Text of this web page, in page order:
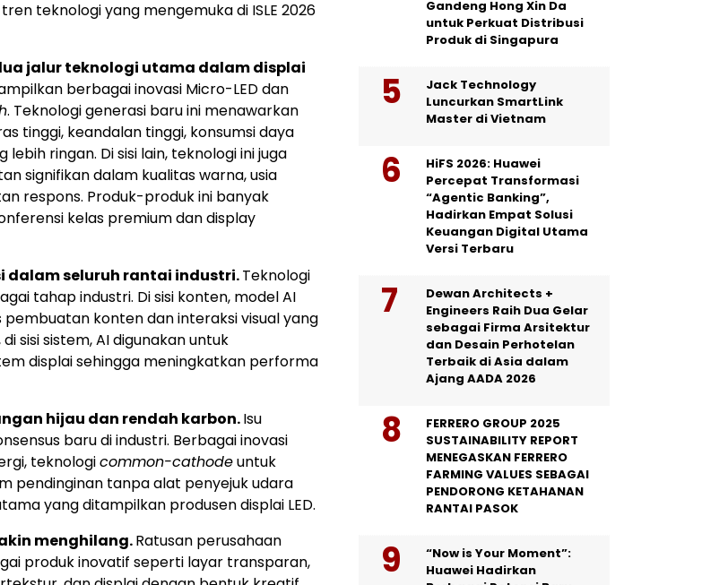
teknologi yang mengemuka di ISLE 2026
jalur teknologi utama dalam displai
berbagai inovasi Micro-LED dan
. Teknologi generasi baru ini menawarkan
tinggi, keandalan tinggi, konsumsi daya
ringan. Di sisi lain, teknologi ini juga
signifikan dalam kualitas warna, usia
respons. Produk-produk ini banyak
kelas premium dan display
dalam seluruh rantai industri.Teknologi
tahap industri. Di sisi konten, model AI
konten dan interaksi visual yang
sisi sistem, AI digunakan untuk
displai sehingga meningkatkan performa
hijau dan rendah karbon.Isu
baru di industri. Berbagai inovasi
teknologicommon-cathodeuntuk
pendinginan tanpa alat penyejuk udara
yang ditampilkan produsen displai LED.
menghilang.Ratusan perusahaan
produk inovatif seperti layar transparan,
Gandeng Hong Xin Da
untuk Perkuat Distribusi
Produk di Singapura
Jack Technology
Luncurkan SmartLink
Master di Vietnam
HiFS 2026: Huawei
Percepat Transformasi
“Agentic Banking”,
Hadirkan Empat Solusi
Keuangan Digital Utama
Versi Terbaru
Dewan Architects +
Engineers Raih Dua Gelar
sebagai Firma Arsitektur
dan Desain Perhotelan
Terbaik di Asia dalam
Ajang AADA 2026
FERRERO GROUP 2025
SUSTAINABILITY REPORT
MENEGASKAN FERRERO
FARMING VALUES SEBAGAI
PENDORONG KETAHANAN
RANTAI PASOK
“Now is Your Moment”:
Huawei Hadirkan